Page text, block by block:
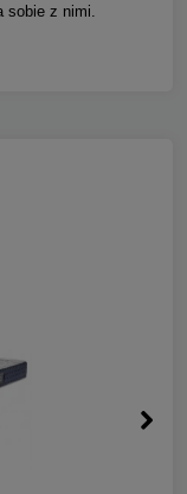
sobie z nimi.